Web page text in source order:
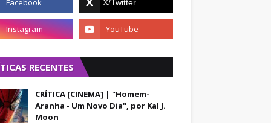
RECENTES
CRÍTICA [CINEMA] | "Homem-
Aranha - Um Novo Dia", por Kal J.
Moon